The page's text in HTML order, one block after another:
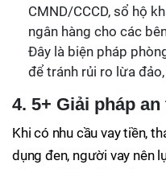
CMND/CCCD, sổ hộ
ngân hàng cho các
Đây là biện pháp
để tránh rủi ro lừa
4. 5+ Giải pháp
Khi có nhu cầu vay tiền,
dụng đen, người vay nên